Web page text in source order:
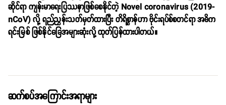
ဆိုင်ရာ ကျန်းမာရေးပြဿနာဖြစ်စေနိုင်တဲ့ Novel coronavirus (2019-
nCoV) လို့ ရည်ညွှန်းသတ်မှတ်ထားပြီး တိရိစ္ဆာန်ဟာ ဗိုင်းရပ်စ်စတင်ရာ အဓိက
ရင်းမြစ် ဖြစ်နိုင်ခြေအများဆုံးလို့ ထုတ်ပြန်ထားပါတယ်။
ဆက်စပ်အကြောင်းအရာများ